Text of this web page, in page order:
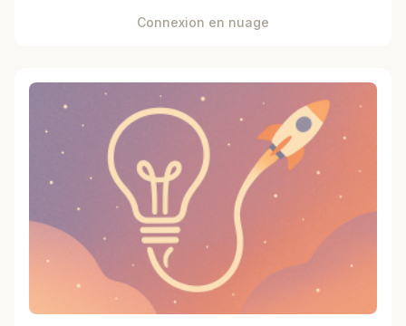
Connexion en nuage